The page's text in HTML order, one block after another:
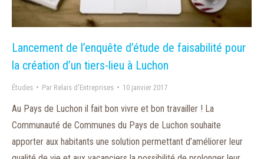
Lancement de l’enquête d’étude de faisabilité pour
la création d’un tiers-lieu à Luchon
Études Par Relais d'Entreprises 10 janvier 2017
Au Pays de Luchon il fait bon vivre et bon travailler ! La
Communauté de Communes du Pays de Luchon souhaite
apporter aux habitants une solution permettant d’améliorer leur